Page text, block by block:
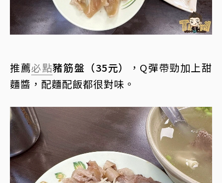
推薦必點豬筋盤（35元）
，Q彈帶勁加上甜
麵醬，配麵配飯都很對味。